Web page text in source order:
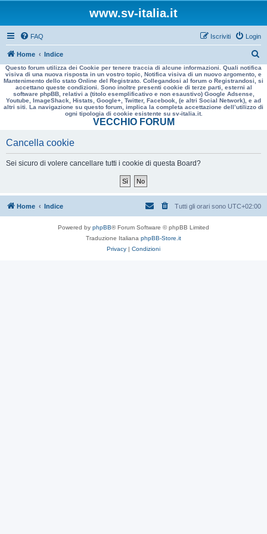
www.sv-italia.it
FAQ Login
Iscriviti
Home Indice
e
r
a
Questo forum utilizza dei Cookie per tenere traccia di alcune informazioni. Quali notifica
visiva di una nuova risposta in un vostro topic, Notifica visiva di un nuovo argomento, e
Mantenimento dello stato Online del Registrato. Collegandosi al forum o Registrandosi, si
accettano queste condizioni. Sono inoltre presenti cookie di terze parti, esterni al
software phpBB, relativi a (titolo esemplificativo e non esaustivo) Google Adsense,
Youtube, ImageShack, Histats, Google+, Twitter, Facebook, (e altri Social Network), e ad
altri siti. La navigazione su questo forum, implica la completa accettazione dell’utilizzo di
ogni tipologia di cookie esistente su sv-italia.it.
VECCHIO FORUM
Cancella cookie
Sei sicuro di volere cancellare tutti i cookie di questa Board?
Home Indice Tutti gli orari sono UTC+02:00
Powered by phpBB® Forum Software © phpBB Limited
Traduzione Italiana phpBB-Store.it
Privacy | Condizioni